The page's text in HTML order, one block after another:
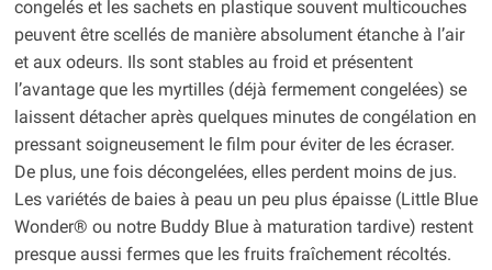
congelés et les sachets en plastique souvent multicouches
peuvent être scellés de manière absolument étanche à l’air
et aux odeurs. Ils sont stables au froid et présentent
l’avantage que les myrtilles (déjà fermement congelées) se
laissent détacher après quelques minutes de congélation en
pressant soigneusement le film pour éviter de les écraser.
De plus, une fois décongelées, elles perdent moins de jus.
Les variétés de baies à peau un peu plus épaisse (Little Blue
Wonder® ou notre Buddy Blue à maturation tardive) restent
presque aussi fermes que les fruits fraîchement récoltés.